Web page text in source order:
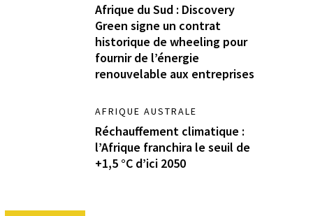
Afrique du Sud : Discovery
Green signe un contrat
historique de wheeling pour
fournir de l’énergie
renouvelable aux entreprises
AFRIQUE AUSTRALE
Réchauffement climatique :
l’Afrique franchira le seuil de
+1,5 °C d’ici 2050